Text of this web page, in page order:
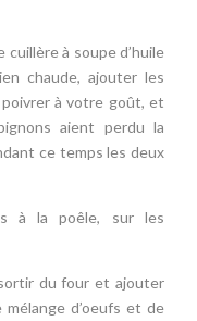
cuillère à soupe d’huile
chaude, ajouter les
à votre goût, et
aient perdu la
ce temps les deux
à la poêle, sur les
du four et ajouter
d’oeufs et de